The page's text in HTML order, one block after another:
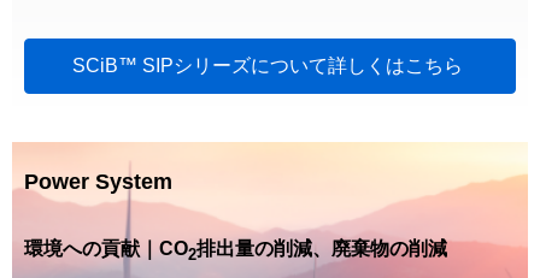
SCiB™ SIPシリーズについて詳しくはこちら
Power System
環境への貢献｜CO2排出量の削減、廃棄物の削減